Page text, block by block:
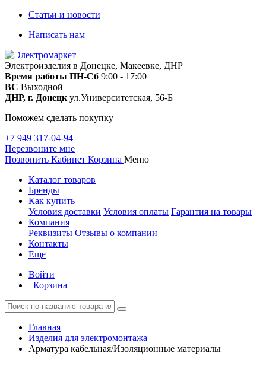
Статьи и новости
Написать нам
Электроизделия в Донецке, Макеевке, ДНР
Время работы ПН-Сб 9:00 - 17:00
ВС Выходной
ДНР, г. Донецк ул.Университетская, 56-Б
Поможем сделать покупку
+7 949 317-04-94
Перезвоните мне
Позвонить Кабинет Корзина Меню
Каталог товаров
Бренды
Как купить
Условия доставки Условия оплаты Гарантия на товары
Компания
Реквизиты Отзывы о компании
Контакты
Еще
Войти
Корзина
Главная
Изделия для электромонтажа
Арматура кабельная/Изоляционные материалы